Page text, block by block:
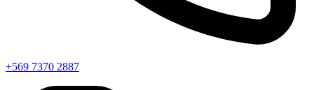
+569 7370 2887